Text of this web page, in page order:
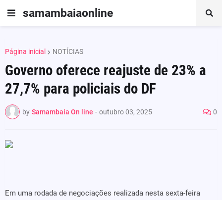
samambaiaonline
Página inicial NOTÍCIAS
Governo oferece reajuste de 23% a
27,7% para policiais do DF
by Samambaia On line - outubro 03, 2025 0
Em uma rodada de negociações realizada nesta sexta-feira